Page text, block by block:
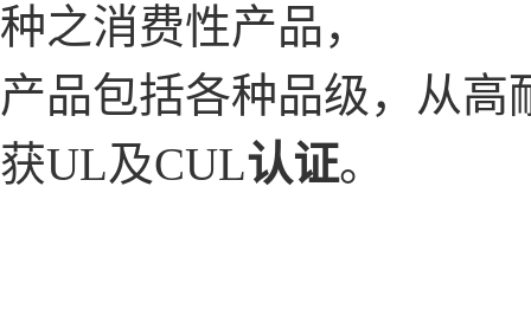
种之消费性产品，
产品包括各种品级，从
获UL及CUL认证。